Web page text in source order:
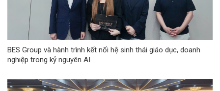
BES Group và hành trình kết nối hệ sinh thái giáo dục, doanh
nghiệp trong kỷ nguyên AI